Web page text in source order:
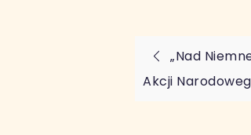
„Nad
Akcji